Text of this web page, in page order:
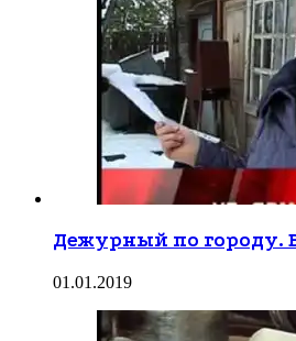
Дежурный по городу.
01.01.2019